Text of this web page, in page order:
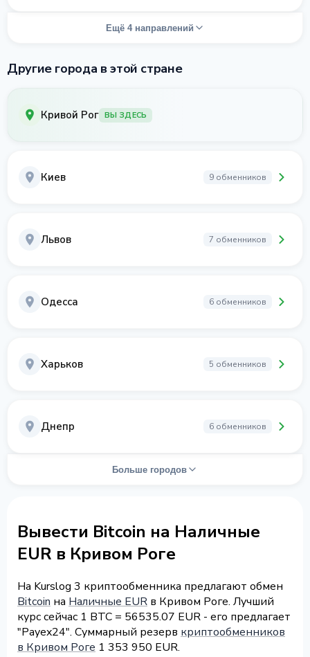
Ещё 4 направлений
Другие города в этой стране
Кривой Рог ВЫ ЗДЕСЬ
Киев 9 обменников
Львов 7 обменников
Одесса 6 обменников
Харьков 5 обменников
Днепр 6 обменников
Больше городов
Вывести Bitcoin на Наличные
EUR в Кривом Роге
На Kurslog 3 криптообменника предлагают обмен
Bitcoin на Наличные EUR в Кривом Роге. Лучший
курс сейчас 1 BTC = 56535.07 EUR - его предлагает
"Payex24". Суммарный резерв криптообменников
в Кривом Роге 1 353 950 EUR.